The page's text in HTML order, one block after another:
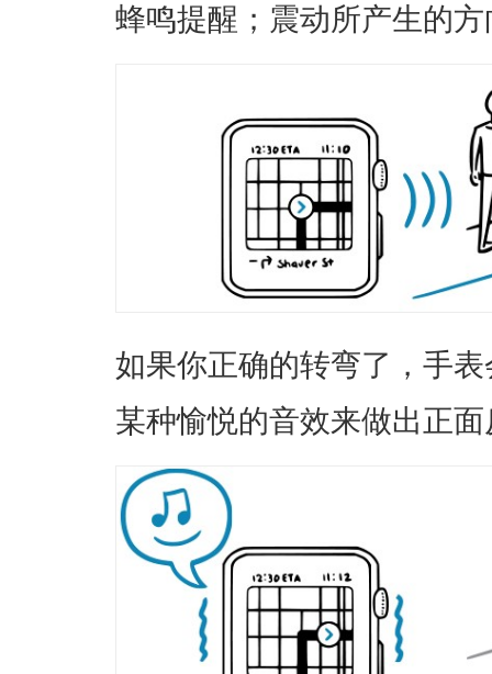
蜂鸣提醒；震动所产生的
如果你正确的转弯了，手
某种愉悦的音效来做出正